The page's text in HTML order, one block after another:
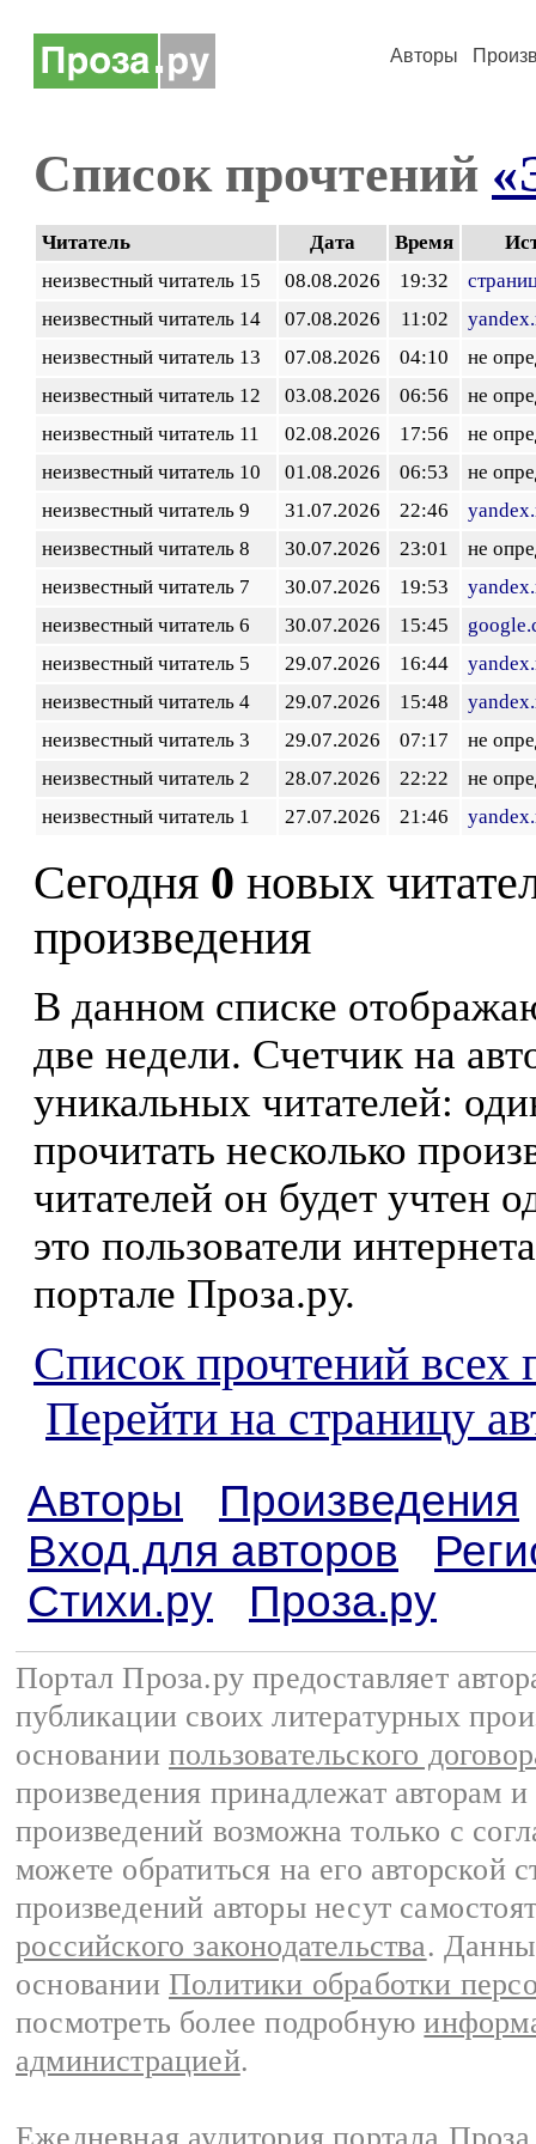
Авторы
Список прочтений
Читатель Дата Время
неизвестный читатель 15
08.08.2026 19:32
неизвестный читатель 14
07.08.2026 11:02
неизвестный читатель 13
07.08.2026 04:10
не
неизвестный читатель 12
03.08.2026 06:56
не
неизвестный читатель 11
02.08.2026 17:56
не
неизвестный читатель 10
01.08.2026 06:53
не
неизвестный читатель 9
31.07.2026 22:46
неизвестный читатель 8
30.07.2026 23:01
не
неизвестный читатель 7
30.07.2026 19:53
неизвестный читатель 6
30.07.2026 15:45
неизвестный читатель 5
29.07.2026 16:44
неизвестный читатель 4
29.07.2026 15:48
неизвестный читатель 3
29.07.2026 07:17
не
неизвестный читатель 2
28.07.2026 22:22
не
неизвестный читатель 1
27.07.2026 21:46
Сегодня 0 новых
произведения
В данном списке
две недели. Счетчик на
уникальных читателей:
прочитать несколько
читателей он будет учтен
это пользователи
портале Проза.ру.
Список прочтений всех
Перейти на страницу
Авторы
Произведения
Вход для авторов
Стихи.ру
Проза.ру
Портал Проза.ру предоставляет
публикации своих литературных
основании пользовательского
произведения принадлежат авторам
произведений возможна только с
можете обратиться на его авторской
произведений авторы несут
российского законодательства.
основании Политики обработки
посмотреть более подробную
администрацией.
Ежедневная аудитория портала